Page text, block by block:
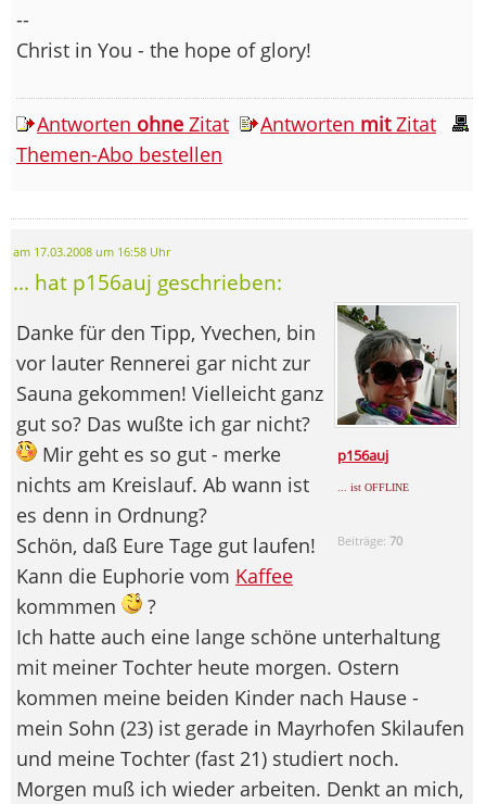
--
Christ in You - the hope of glory!
Antworten ohne Zitat Antworten mitZitat
Themen-Abo bestellen
am 17.03.2008 um 16:58 Uhr
... hat p156auj geschrieben:
p156auj
... ist OFFLINE
Beiträge:70
Danke für den Tipp, Yvechen, bin
vor lauter Rennerei gar nicht zur
Sauna gekommen! Vielleicht ganz
gut so? Das wußte ich gar nicht?
Mir geht es so gut - merke
nichts am Kreislauf. Ab wann ist
es denn in Ordnung?
Schön, daß Eure Tage gut laufen!
Kann die Euphorie vom Kaffee
kommmen
?
Ich hatte auch eine lange schöne unterhaltung
mit meiner Tochter heute morgen. Ostern
kommen meine beiden Kinder nach Hause -
mein Sohn (23) ist gerade in Mayrhofen Skilaufen
und meine Tochter (fast 21) studiert noch.
Morgen muß ich wieder arbeiten. Denkt an mich,